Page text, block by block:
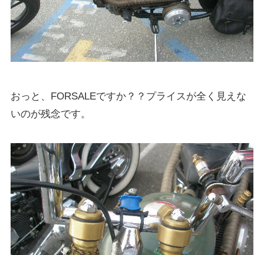
おっと、FORSALEですか？？プライスが全く見えな
いのが残念です。